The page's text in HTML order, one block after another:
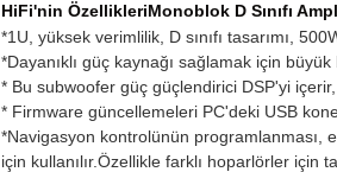
HiFi'nin ÖzellikleriMonoblok D Sınıfı
*1U, yüksek verimlilik, D sınıfı tasarımı,
*Dayanıklı güç kaynağı sağlamak için
* Bu subwoofer güç güçlendirici DSP'yi
* Firmware güncellemeleri PC'deki USB
*Navigasyon kontrolünün programlanması,
için kullanılır.Özellikle farklı hoparlörler için